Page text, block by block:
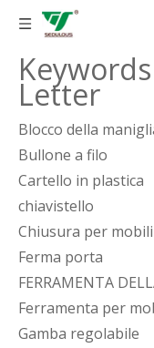
Letter
Blocco della
Bullone a filo
Cartello in plastica
chiavistello
Chiusura per mobili
Ferma porta
FERRAMENTA
Ferramenta per
Gamba regolabile